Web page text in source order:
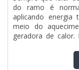
de quadros e
variados com
quadro elétrico
do ramo é
aplicando
meio do
geradora de
ramo. Segue
serviço:Consumo